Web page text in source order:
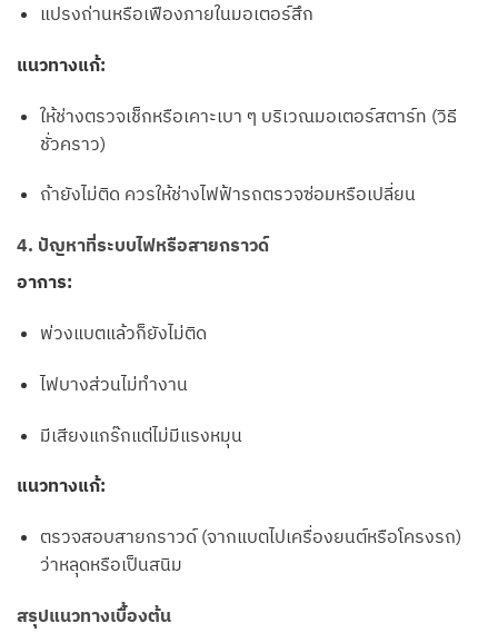
แปรงถ่านหรือเฟืองภายในมอเตอร์สึก
แนวทางแก้:
ให้ช่างตรวจเช็กหรือเคาะเบา ๆ บริเวณมอเตอร์สตาร์ท (วิธี
ชั่วคราว)
ถ้ายังไม่ติด ควรให้ช่างไฟฟ้ารถตรวจซ่อมหรือเปลี่ยน
4. ปัญหาที่ระบบไฟหรือสายกราวด์
อาการ:
พ่วงแบตแล้วก็ยังไม่ติด
ไฟบางส่วนไม่ทำงาน
มีเสียงแกร๊กแต่ไม่มีแรงหมุน
แนวทางแก้:
ตรวจสอบสายกราวด์ (จากแบตไปเครื่องยนต์หรือโครงรถ)
ว่าหลุดหรือเป็นสนิม
สรุปแนวทางเบื้องต้น